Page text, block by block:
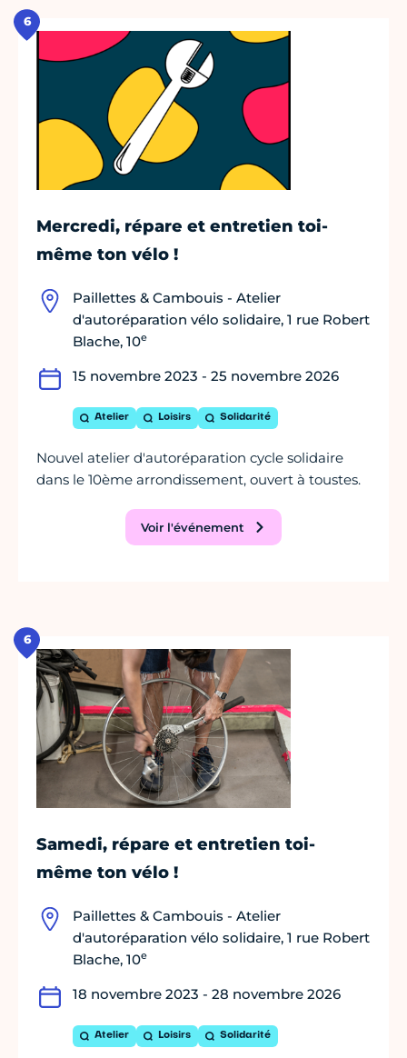
6
Mercredi, répare et entretien toi-
même ton vélo !
Paillettes & Cambouis - Atelier
d'autoréparation vélo solidaire, 1 rue Robert
Blache, 10e
15 novembre 2023 - 25 novembre 2026
Atelier Loisirs Solidarité
Nouvel atelier d'autoréparation cycle solidaire
dans le 10ème arrondissement, ouvert à toustes.
Voir l'événement
6
Samedi, répare et entretien toi-
même ton vélo !
Paillettes & Cambouis - Atelier
d'autoréparation vélo solidaire, 1 rue Robert
Blache, 10e
18 novembre 2023 - 28 novembre 2026
Atelier Loisirs Solidarité